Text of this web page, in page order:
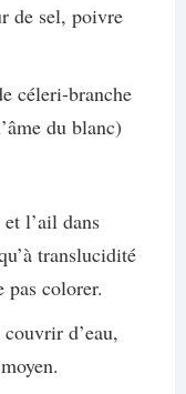
de sel, poivre
céleri-branche
du blanc)
l’ail dans
translucidité
colorer.
d’eau,